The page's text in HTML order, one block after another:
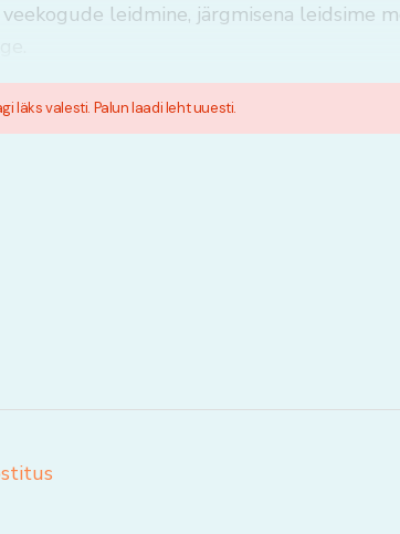
leidmine, järgmisena leidsime
läks valesti. Palun laadi leht uuesti.